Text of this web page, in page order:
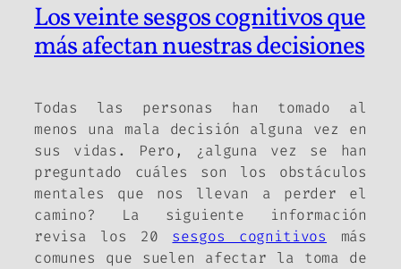
Los veinte sesgos cognitivos que
más afectan nuestras decisiones
Todas las personas han tomado al
menos una mala decisión alguna vez en
sus vidas. Pero, ¿alguna vez se han
preguntado cuáles son los obstáculos
mentales que nos llevan a perder el
camino? La siguiente información
revisa los 20 sesgos cognitivos más
comunes que suelen afectar la toma de